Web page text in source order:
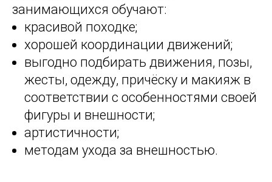
занимающихся обучают:
красивой походке;
хорошей координации движений;
выгодно подбирать движения, позы,
жесты, одежду, причёску и макияж в
соответствии с особенностями своей
фигуры и внешности;
артистичности;
методам ухода за внешностью.